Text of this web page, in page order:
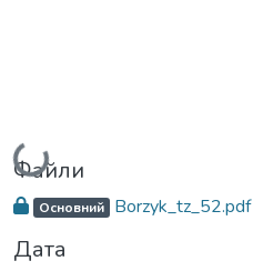
Вантажиться...
Файли
Основний Borzyk_tz_52.pdf
Дата